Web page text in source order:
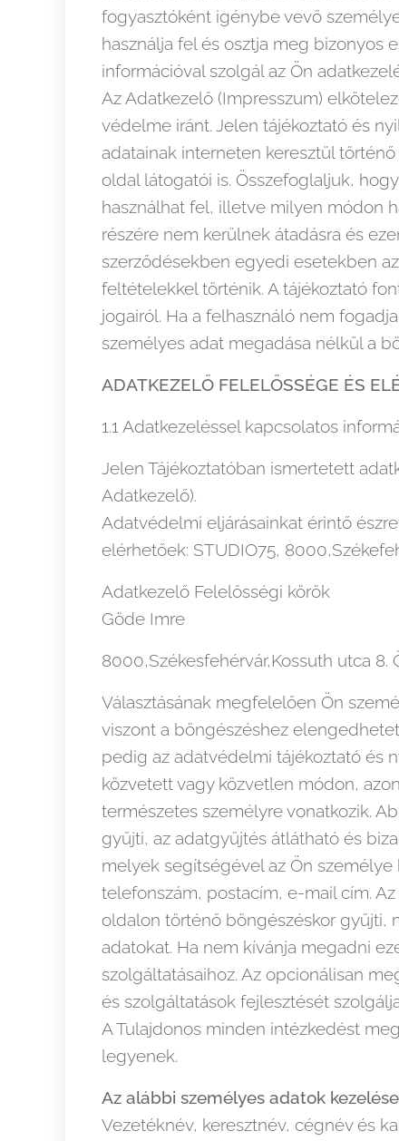
fogyasztóként igénybe vevő
használja fel és osztja meg bizonyos
információval szolgál az Ön
Az Adatkezelő (Impresszum)
védelme iránt. Jelen tájékoztató és
adatainak interneten keresztül
oldal látogatói is. Összefoglaljuk,
használhat fel, illetve milyen módon
részére nem kerülnek átadásra és
szerződésekben egyedi esetekben
feltételekkel történik. A tájékoztató
jogairól. Ha a felhasználó nem
személyes adat megadása nélkül a
ADATKEZELŐ FELELŐSSÉGE ÉS
1.1 Adatkezeléssel kapcsolatos
Jelen Tájékoztatóban ismertetett
Adatkezelő).
Adatvédelmi eljárásainkat érintő
elérhetőek: STUDIO75,
Adatkezelő Felelősségi körök
Göde Imre
8000,Székesfehérvár,Kossuth utca 8.
Választásának megfelelően Ön
viszont a böngészéshez
pedig az adatvédelmi tájékoztató és
közvetett vagy közvetlen módon,
természetes személyre vonatkozik.
gyűjti, az adatgyűjtés átlátható és
melyek segítségével az Ön
telefonszám, postacím, e-mail cím.
oldalon történő böngészéskor gyűjti,
adatokat. Ha nem kívánja megadni
szolgáltatásaihoz. Az opcionálisan
és szolgáltatások fejlesztését
A Tulajdonos minden intézkedést
legyenek.
Az alábbi személyes adatok
Vezetéknév, keresztnév, cégnév és